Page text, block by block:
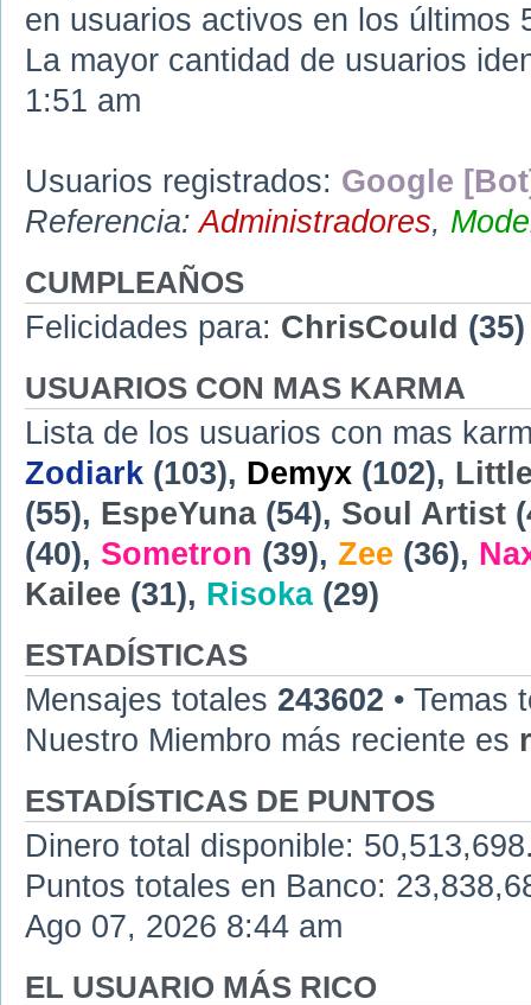
en usuarios activos en los últimos
La mayor cantidad de usuarios
1:51 am
Usuarios registrados: Google
Referencia:Administradores,
CUMPLEAÑOS
Felicidades para: ChrisCould (35)
USUARIOS CON MAS KARMA
Lista de los usuarios con mas
Zodiark (103), Demyx (102),
(55), EspeYuna(54), Soul Artist
(40), Sometron (39), Zee (36),
Kailee (31), Risoka(29)
ESTADÍSTICAS
Mensajes totales 243602 • Temas
Nuestro Miembro más reciente es
ESTADÍSTICAS DE PUNTOS
Dinero total disponible:
Puntos totales en Banco:
Ago 07, 2026 8:44 am
EL USUARIO MÁS RICO